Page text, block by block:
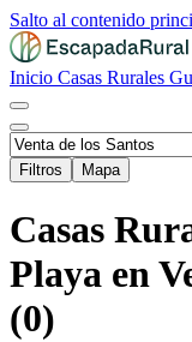
Salto al contenido
Inicio Casas Rurales
Filtros
Mapa
Casas
Playa en
(0)